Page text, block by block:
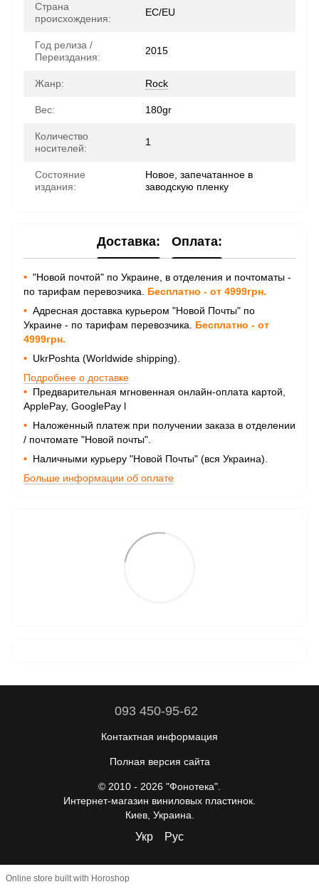
Страна
происхождения:
ЕС/EU
Год релиза /
Переиздания:
2015
Жанр: Rock
Вес: 180gr
Количество
носителей:
1
Состояние
издания:
Новое, запечатанное в
заводскую пленку
Доставка: Оплата:
• "Новой почтой" по Украине, в отделения и почтоматы -
по тарифам перевозчика. Бесплатно - от 4999грн.
• Адресная доставка курьером "Новой Почты" по
Украине - по тарифам перевозчика. Бесплатно - от
4999грн.
• UkrPoshta (Worldwide shipping).
Подробнее о доставке
• Предварительная мгновенная онлайн-оплата картой,
ApplePay, GooglePay l
• Наложенный платеж при получении заказа в отделении
/ почтомате "Новой почты".
• Наличными курьеру "Новой Почты" (вся Украина).
Больше информации об оплате
093 450-95-62
Контактная информация
Полная версия сайта
© 2010 - 2026 "Фонотека".
Интернет-магазин виниловых пластинок.
Киев, Украина.
Укр Рус
Online store built with Horoshop